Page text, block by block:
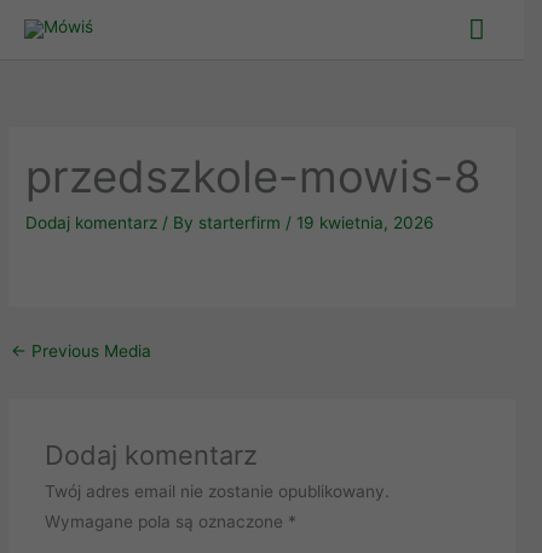
Main
przedszkole-mowis-8
Dodaj komentarz / By starterfirm / 19 kwietnia, 2026
← Previous Media
Dodaj komentarz
Twój adres email nie zostanie opublikowany.
Wymagane pola są oznaczone *